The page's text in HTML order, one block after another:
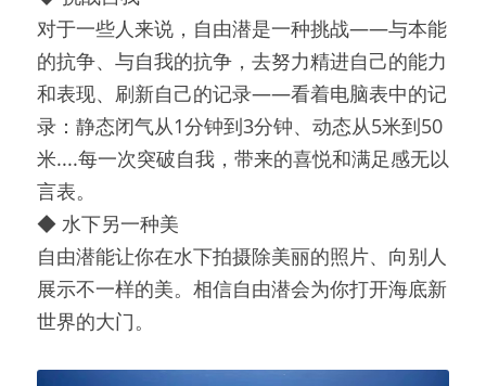
对于一些人来说，自由潜是一种挑战——与本能
的抗争、与自我的抗争，去努力精进自己的能力
和表现、刷新自己的记录——看着电脑表中的记
录：静态闭气从1分钟到3分钟、动态从5米到50
米....每一次突破自我，带来的喜悦和满足感无以
言表。
◆ 水下另一种美
自由潜能让你在水下拍摄除美丽的照片、向别人
展示不一样的美。相信自由潜会为你打开海底新
世界的大门。